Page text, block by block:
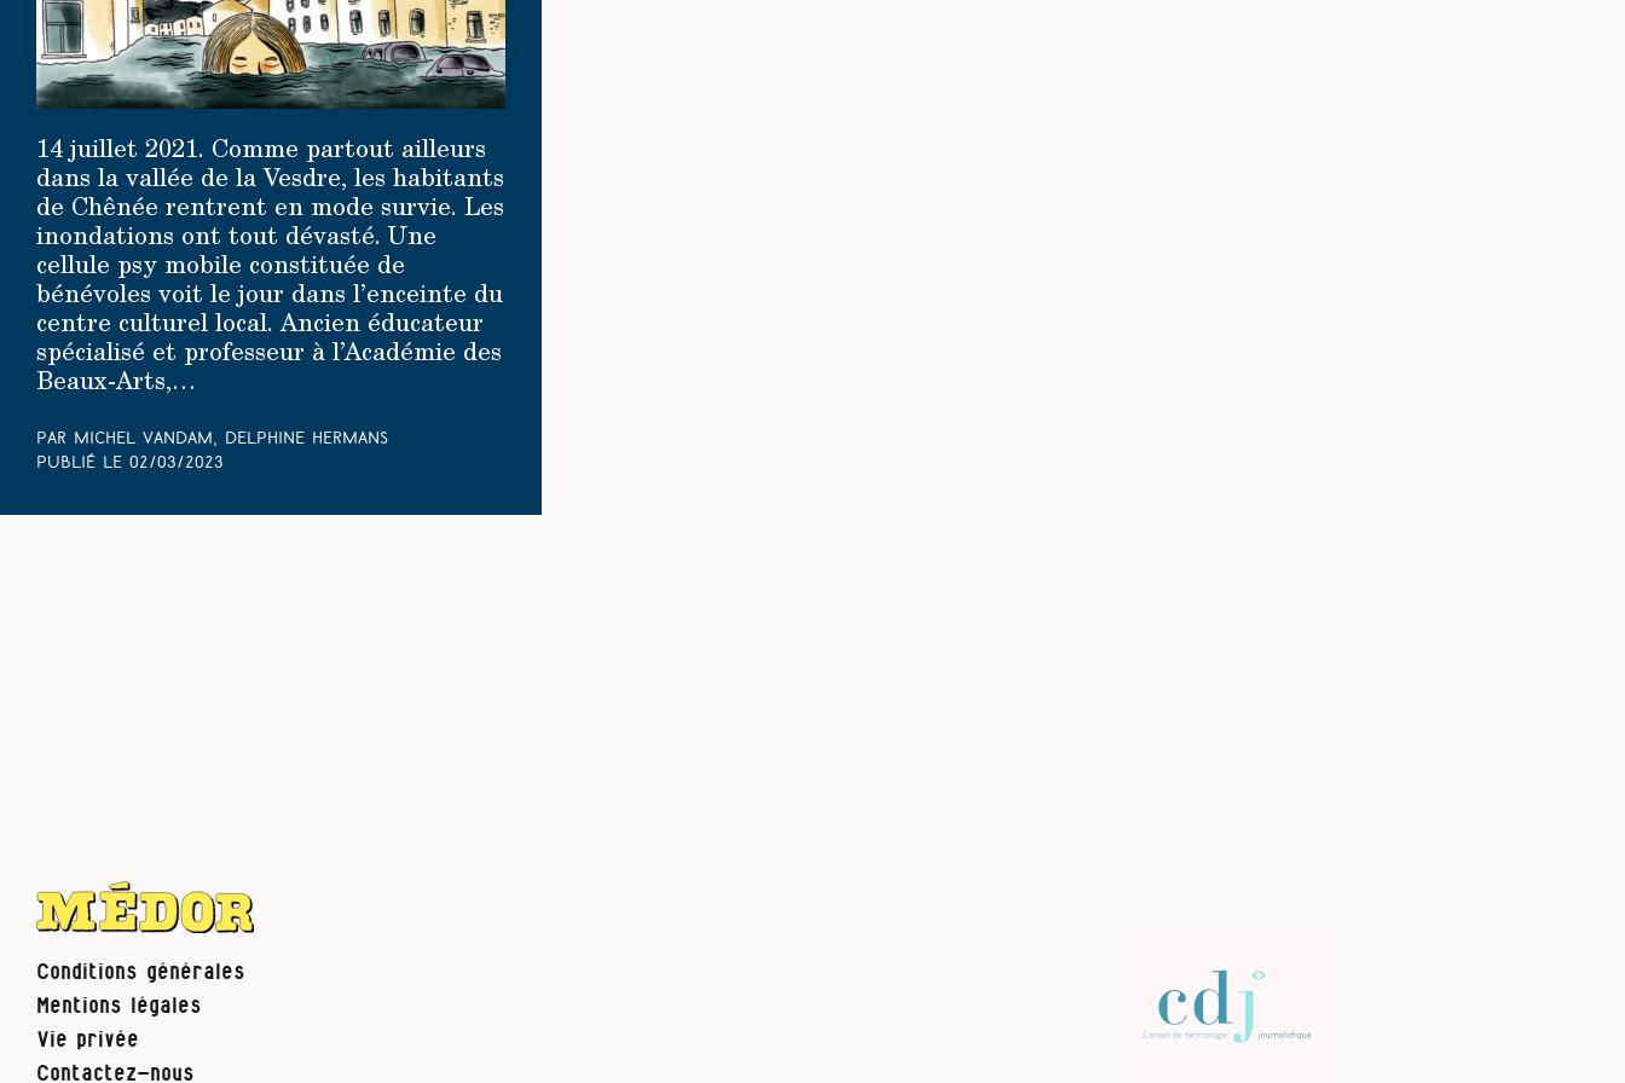
14 juillet 2021. Comme partout ailleurs
dans la vallée de la Vesdre, les habitants
de Chênée rentrent en mode survie. Les
inondations ont tout dévasté. Une
cellule psy mobile constituée de
bénévoles voit le jour dans l’enceinte du
centre culturel local. Ancien éducateur
spécialisé et professeur à l’Académie des
Beaux-Arts,…
Par Michel Vandam, Delphine Hermans
Publié le 02/03/2023
Conditions générales
Mentions légales
Vie privée
Contactez-nous